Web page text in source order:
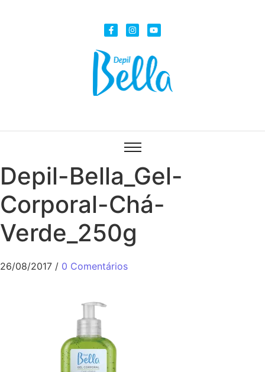
Depil-Bella_Gel-
Corporal-Chá-
Verde_250g
26/08/2017 / 0 Comentários